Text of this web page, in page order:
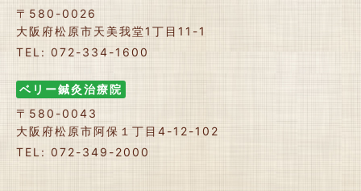
〒580-0026
大阪府松原市天美我堂1丁目11-1
TEL: 072-334-1600
ベリー鍼灸治療院
〒580-0043
大阪府松原市阿保１丁目4-12-102
TEL: 072-349-2000